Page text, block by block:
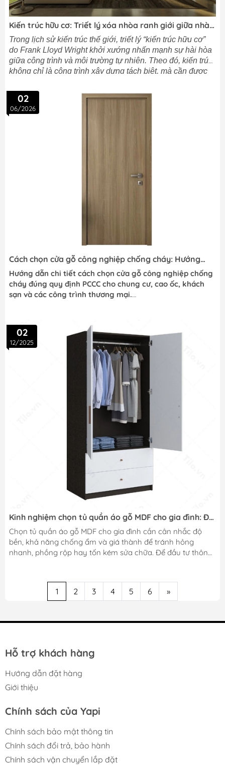
Kiến trúc hữu cơ: Triết lý xóa nhòa ranh giới giữa nhà
ở & thiên nhiên
Trong lịch sử kiến trúc thế giới, triết lý “kiến trúc hữu cơ”
do Frank Lloyd Wright khởi xướng nhấn mạnh sự hài hòa
giữa công trình và môi trường tự nhiên. Theo đó, kiến trúc
không chỉ là công trình xây dựng tách biệt, mà cần được
02
06/2026
Cách chọn cửa gỗ công nghiệp chống cháy: Hướng
dẫn từ A-Z cho chủ đầu tư
Hướng dẫn chi tiết cách chọn cửa gỗ công nghiệp chống
cháy đúng quy định PCCC cho chung cư, cao ốc, khách
sạn và các công trình thương mại.
02
12/2025
Kinh nghiệm chọn tủ quần áo gỗ MDF cho gia đình: Độ
bền, chống ẩm, giá thành
Chọn tủ quần áo gỗ MDF cho gia đình cần cân nhắc độ
bền, khả năng chống ẩm và giá thành để tránh hỏng
nhanh, phồng rộp hay tốn kém sửa chữa. Để đầu tư thông
kinh nghiệm thiết thực mà bạn nên tham khảo trước khi
quyết định mua tủ. Ưu tiên chọn cốt gỗ MDF chống ẩm
1 2 3 4 5 6 »
Hỗ trợ khách hàng
Hướng dẫn đặt hàng
Giới thiệu
Chính sách của Yapi
Chính sách bảo mật thông tin
Chính sách đổi trả, bảo hành
Chính sách vận chuyển lắp đặt